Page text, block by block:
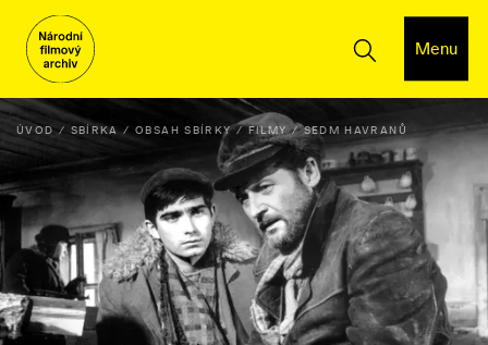
Menu
ÚVOD SBÍRKA OBSAH SBÍRKY FILMY SEDM HAVRANŮ